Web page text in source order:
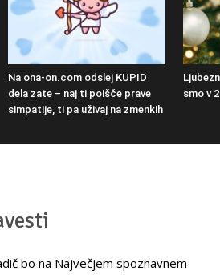
Na ona-on.com odslej KUPID
dela zate – naj ti poišče prave
simpatije, ti pa uživaj na zmenkih
smo v
bo na Največjem spoznavnem